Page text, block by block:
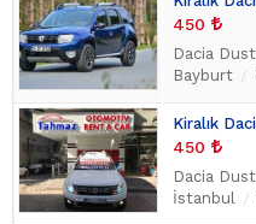
450
Dacia
Bayburt
Kiralık
450
Dacia
İstanbul